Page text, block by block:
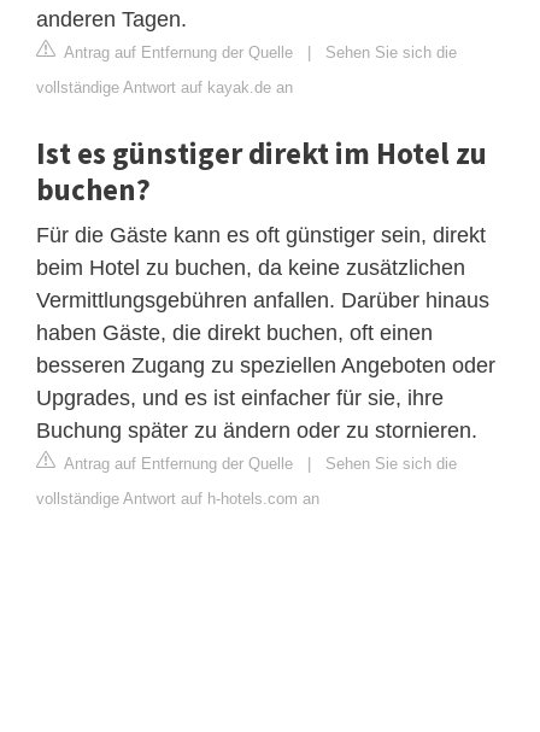
anderen Tagen.
Antrag auf Entfernung der Quelle | Sehen Sie sich die
vollständige Antwort auf kayak.de an
Ist es günstiger direkt im Hotel zu
buchen?
Für die Gäste kann es oft günstiger sein, direkt
beim Hotel zu buchen, da keine zusätzlichen
Vermittlungsgebühren anfallen. Darüber hinaus
haben Gäste, die direkt buchen, oft einen
besseren Zugang zu speziellen Angeboten oder
Upgrades, und es ist einfacher für sie, ihre
Buchung später zu ändern oder zu stornieren.
Antrag auf Entfernung der Quelle | Sehen Sie sich die
vollständige Antwort auf h-hotels.com an